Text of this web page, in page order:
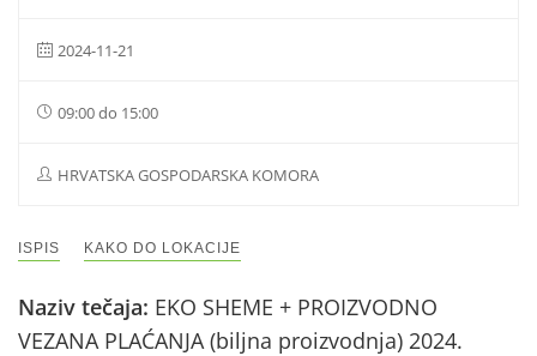
2024-11-21
09:00 do 15:00
HRVATSKA GOSPODARSKA KOMORA
ISPIS KAKO DO LOKACIJE
Naziv tečaja: EKO SHEME + PROIZVODNO
VEZANA PLAĆANJA (biljna proizvodnja) 2024.